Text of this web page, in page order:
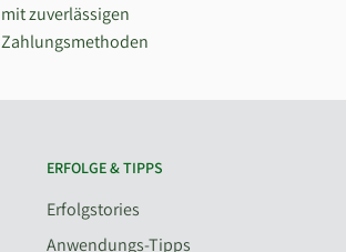
mit zuverlässigen
Zahlungsmethoden
ERFOLGE & TIPPS
Erfolgstories
Anwendungs-Tipps